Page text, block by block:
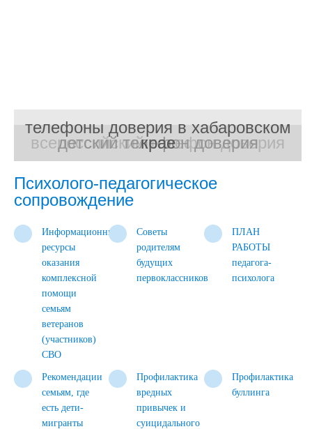
всероссийский телефон доверия
детский телефон доверия
телефоны доверия в хабаровском
крае
Психолого-педагогическое
сопровождение
Информационные
ресурсы
оказания
комплексной
помощи
семьям
ветеранов
(участников)
СВО
Советы
родителям
будущих
первоклассников
ПЛАН
РАБОТЫ
педагога-
психолога
Рекомендации
семьям, где
есть дети-
мигранты
Профилактика
вредных
привычек и
суицидального
Профилактика
буллинга